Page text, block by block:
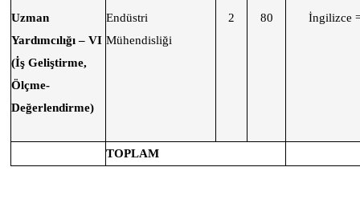
Uzman
Yardımcılığı – VI
(İş Geliştirme,
Ölçme-
Değerlendirme)
Endüstri
Mühendisliği
2 80 İngilizce
TOPLAM